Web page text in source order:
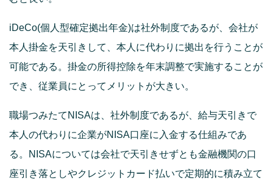
iDeCo(個人型確定拠出年金)は社外制度であるが、会社が
本人掛金を天引きして、本人に代わりに拠出を行うことが
可能である。掛金の所得控除を年末調整で実施することが
でき、従業員にとってメリットが大きい。
職場つみたてNISAは、社外制度であるが、給与天引きで
本人の代わりに企業がNISA口座に入金する仕組みであ
る。NISAについては会社で天引きせずとも金融機関の口
座引き落としやクレジットカード払いで定期的に積み立て